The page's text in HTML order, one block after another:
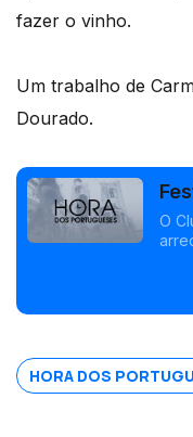
fazer o vinho.
Um trabalho de
Dourado.
O
de
HORA DOS